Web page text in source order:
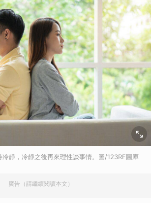
靜，冷靜之後再來理性談事情。圖/123RF圖庫
廣告（請繼續閱讀本文）